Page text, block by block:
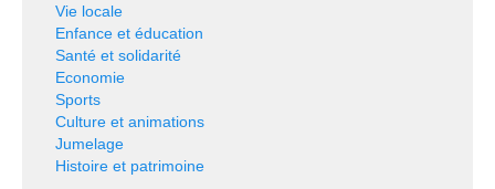
Vie locale
Enfance et éducation
Santé et solidarité
Economie
Sports
Culture et animations
Jumelage
Histoire et patrimoine